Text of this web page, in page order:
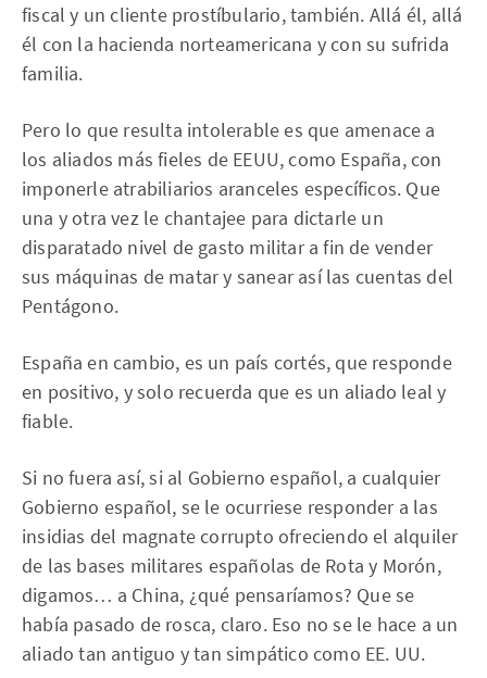
fiscal y un cliente prostíbulario, también. Allá él, allá
él con la hacienda norteamericana y con su sufrida
familia.
Pero lo que resulta intolerable es que amenace a
los aliados más fieles de EEUU, como España, con
imponerle atrabiliarios aranceles específicos. Que
una y otra vez le chantajee para dictarle un
disparatado nivel de gasto militar a fin de vender
sus máquinas de matar y sanear así las cuentas del
Pentágono.
España en cambio, es un país cortés, que responde
en positivo, y solo recuerda que es un aliado leal y
fiable.
Si no fuera así, si al Gobierno español, a cualquier
Gobierno español, se le ocurriese responder a las
insidias del magnate corrupto ofreciendo el alquiler
de las bases militares españolas de Rota y Morón,
digamos… a China, ¿qué pensaríamos? Que se
había pasado de rosca, claro. Eso no se le hace a un
aliado tan antiguo y tan simpático como EE. UU.